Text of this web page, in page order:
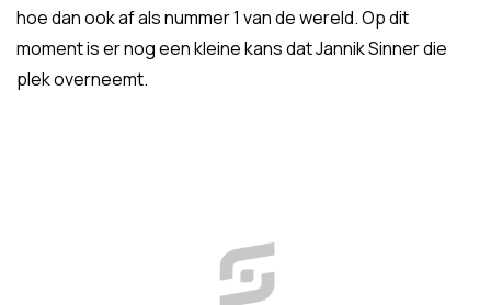
hoe dan ook af als nummer 1 van de wereld. Op dit
moment is er nog een kleine kans dat Jannik Sinner die
plek overneemt.